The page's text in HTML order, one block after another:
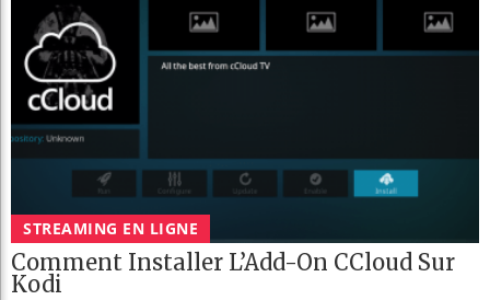
STREAMING EN LIGNE
Comment Installer L’Add-On CCloud Sur
Kodi